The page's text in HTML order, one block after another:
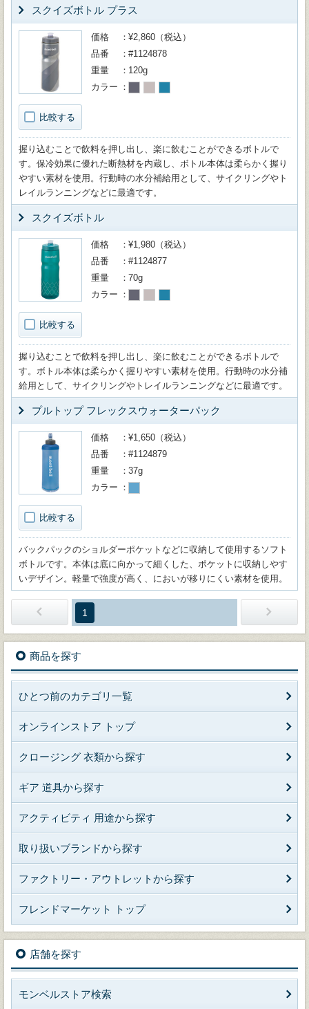
スクイズボトル プラス
比較する
価格
¥2,860（税込）
品番
#1124878
重量
120g
カラー
握り込むことで飲料を押し出し、楽に飲むことができるボトルで
す。保冷効果に優れた断熱材を内蔵し、ボトル本体は柔らかく握り
やすい素材を使用。行動時の水分補給用として、サイクリングやト
レイルランニングなどに最適です。
スクイズボトル
比較する
価格
¥1,980（税込）
品番
#1124877
重量
70g
カラー
握り込むことで飲料を押し出し、楽に飲むことができるボトルで
す。ボトル本体は柔らかく握りやすい素材を使用。行動時の水分補
給用として、サイクリングやトレイルランニングなどに最適です。
プルトップ フレックスウォーターパック
比較する
価格
¥1,650（税込）
品番
#1124879
重量
37g
カラー
バックパックのショルダーポケットなどに収納して使用するソフト
ボトルです。本体は底に向かって細くした、ポケットに収納しやす
いデザイン。軽量で強度が高く、においが移りにくい素材を使用。
1
商品を探す
ひとつ前のカテゴリ一覧
オンラインストア トップ
クロージング 衣類から探す
ギア 道具から探す
アクティビティ 用途から探す
取り扱いブランドから探す
ファクトリー・アウトレットから探す
フレンドマーケット トップ
店舗を探す
モンベルストア検索